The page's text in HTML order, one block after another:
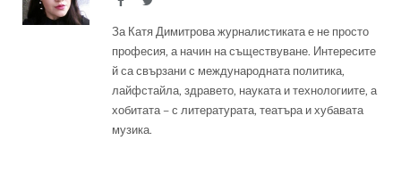
За Катя Димитрова журналистиката е не просто
професия, а начин на съществуване. Интересите
й са свързани с международната политика,
лайфстайла, здравето, науката и технологиите, а
хобитата – с литературата, театъра и хубавата
музика.